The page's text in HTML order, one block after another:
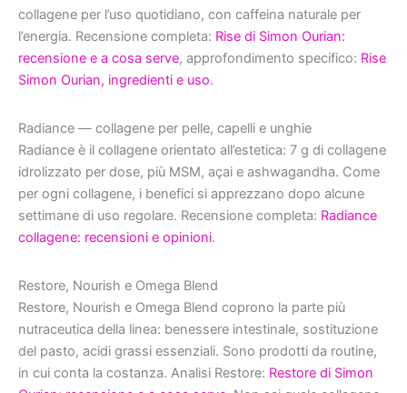
collagene per l’uso quotidiano, con caffeina naturale per
l’energia. Recensione completa: Rise di Simon Ourian:
recensione e a cosa serve, approfondimento specifico: Rise
Simon Ourian, ingredienti e uso.
Radiance — collagene per pelle, capelli e unghie
Radiance è il collagene orientato all’estetica: 7 g di collagene
idrolizzato per dose, più MSM, açai e ashwagandha. Come
per ogni collagene, i benefici si apprezzano dopo alcune
settimane di uso regolare. Recensione completa: Radiance
collagene: recensioni e opinioni.
Restore, Nourish e Omega Blend
Restore, Nourish e Omega Blend coprono la parte più
nutraceutica della linea: benessere intestinale, sostituzione
del pasto, acidi grassi essenziali. Sono prodotti da routine,
in cui conta la costanza. Analisi Restore: Restore di Simon